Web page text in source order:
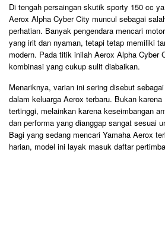
Di tengah persaingan skutik sporty 150 cc
Aerox Alpha Cyber City muncul sebagai
perhatian. Banyak pengendara mencari
yang irit dan nyaman, tetapi tetap memiliki
modern. Pada titik inilah Aerox Alpha Cyber
kombinasi yang cukup sulit diabaikan.
Menariknya, varian ini sering disebut
dalam keluarga Aerox terbaru. Bukan
tertinggi, melainkan karena keseimbangan
dan performa yang dianggap sangat sesuai
Bagi yang sedang mencari Yamaha Aerox
harian, model ini layak masuk daftar